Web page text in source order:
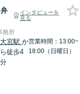
弁
インタビューを
見る
務所
大宮駅 か
ら徒歩4
分
営業時間：13:00~
18:00（日曜日）